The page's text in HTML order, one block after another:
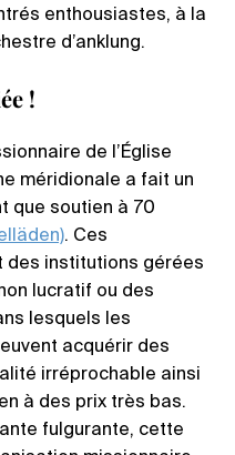
enthousiastes, à la
d’anklung.
!
de l’Église
méridionale a fait un
que soutien à 70
. Ces
des institutions gérées
lucratif ou des
lesquels les
acquérir des
irréprochable ainsi
à des prix très bas.
fulgurante, cette